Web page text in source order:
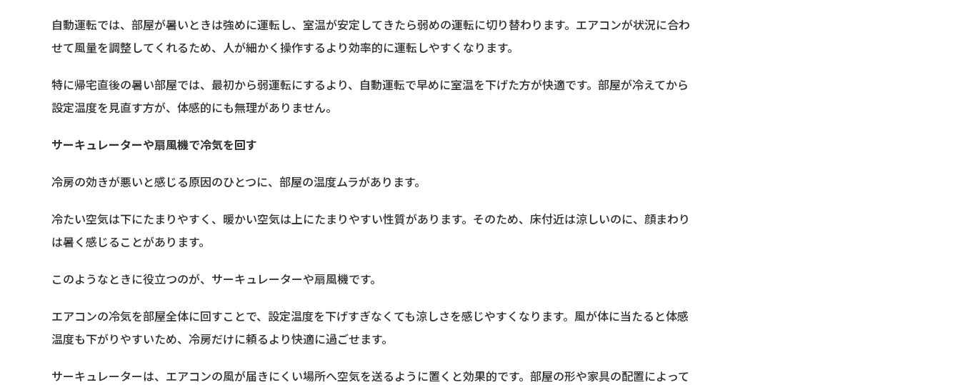
自動運転では、部屋が暑いときは強めに運転し、室温が安定してきたら弱めの運転に切り替わります。エアコンが状況に合わ
せて風量を調整してくれるため、人が細かく操作するより効率的に運転しやすくなります。
特に帰宅直後の暑い部屋では、最初から弱運転にするより、自動運転で早めに室温を下げた方が快適です。部屋が冷えてから
設定温度を見直す方が、体感的にも無理がありません。
サーキュレーターや扇風機で冷気を回す
冷房の効きが悪いと感じる原因のひとつに、部屋の温度ムラがあります。
冷たい空気は下にたまりやすく、暖かい空気は上にたまりやすい性質があります。そのため、床付近は涼しいのに、顔まわり
は暑く感じることがあります。
このようなときに役立つのが、サーキュレーターや扇風機です。
エアコンの冷気を部屋全体に回すことで、設定温度を下げすぎなくても涼しさを感じやすくなります。風が体に当たると体感
温度も下がりやすいため、冷房だけに頼るより快適に過ごせます。
サーキュレーターは、エアコンの風が届きにくい場所へ空気を送るように置くと効果的です。部屋の形や家具の配置によって